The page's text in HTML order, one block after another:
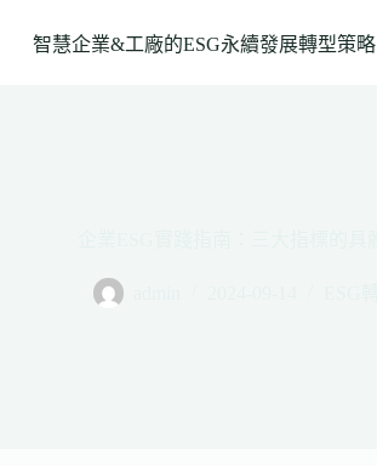
至
智慧企業&工廠的ESG永續發展轉型策略